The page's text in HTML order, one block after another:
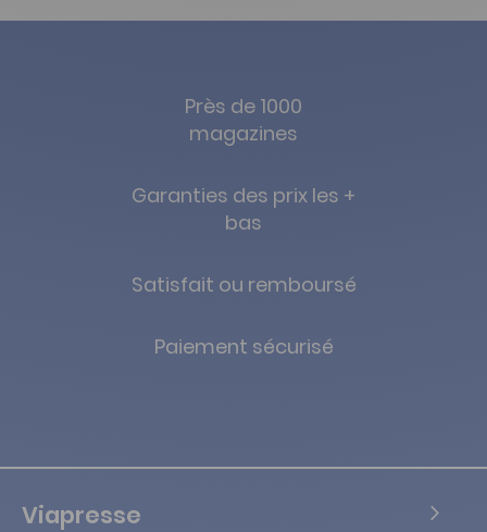
Près de 1000
magazines
Garanties des prix les +
bas
Satisfait ou remboursé
Paiement sécurisé
Viapresse